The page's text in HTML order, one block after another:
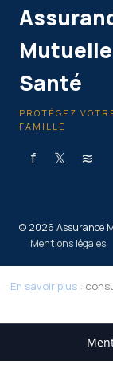
Mutuelle
Santé
PROTÉGEZ
FAMILLE
f 𝕏 ≋
© 2026 Assurance
Mentions légales
En savoir plus :